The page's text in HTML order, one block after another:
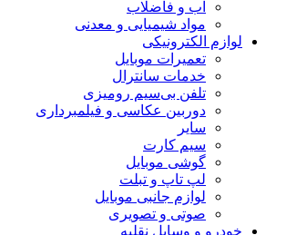
آب و فاضلاب
مواد شیمیایی و معدنی
لوازم الکترونیکی
تعمیرات موبایل
خدمات سانترال
تلفن بی‌سیم رومیزی
دوربین عکاسی و فیلمبرداری
سایر
سیم کارت
گوشی موبایل
لپ تاپ و تبلت
لوازم جانبی موبایل
صوتی و تصویری
خودرو و وسایل نقلیه